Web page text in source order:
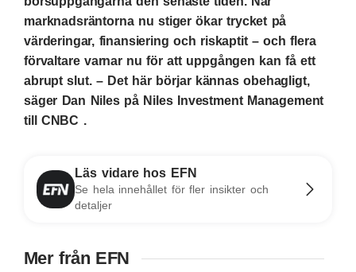
marknadsräntorna nu stiger ökar trycket på
värderingar, finansiering och riskaptit – och flera
förvaltare varnar nu för att uppgången kan få ett
abrupt slut. – Det här börjar kännas obehagligt,
säger Dan Niles på Niles Investment Management
till CNBC .
Läs vidare hos EFN
Se hela innehållet för fler insikter och
detaljer
Mer från EFN